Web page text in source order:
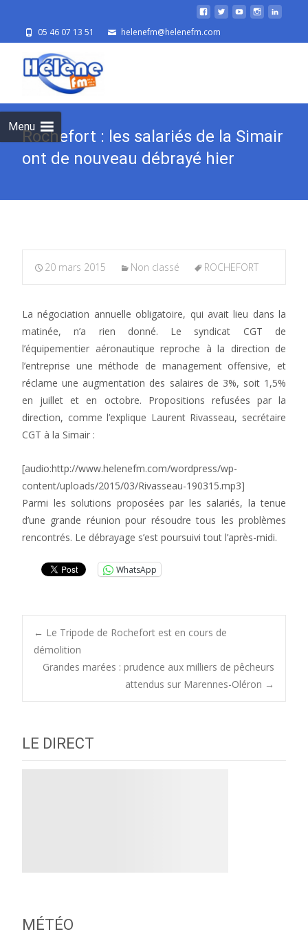
05 46 07 13 51 helenefm@helenefm.com
Menu
Rochefort : les salariés de la Simair
ont de nouveau débrayé hier
20 mars 2015 Non classé ROCHEFORT
La négociation annuelle obligatoire, qui avait lieu dans la
matinée, n’a rien donné. Le syndicat CGT de
l’équipementier aéronautique reproche à la direction de
l’entreprise une méthode de management offensive, et
réclame une augmentation des salaires de 3%, soit 1,5%
en juillet et en octobre. Propositions refusées par la
direction, comme l’explique Laurent Rivasseau, secrétaire
CGT à la Simair :
[audio:http://www.helenefm.com/wordpress/wp-
content/uploads/2015/03/Rivasseau-190315.mp3]
Parmi les solutions proposées par les salariés, la tenue
d’une grande réunion pour résoudre tous les problèmes
rencontrés. Le débrayage s’est poursuivi tout l’après-midi.
WhatsApp
Post
navigation
← Le Tripode de Rochefort est en cours de
démolition
Grandes marées : prudence aux milliers de pêcheurs
attendus sur Marennes-Oléron →
LE DIRECT
MÉTÉO